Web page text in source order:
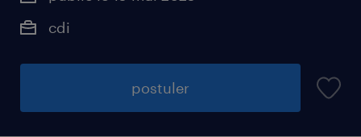
cdi
postuler